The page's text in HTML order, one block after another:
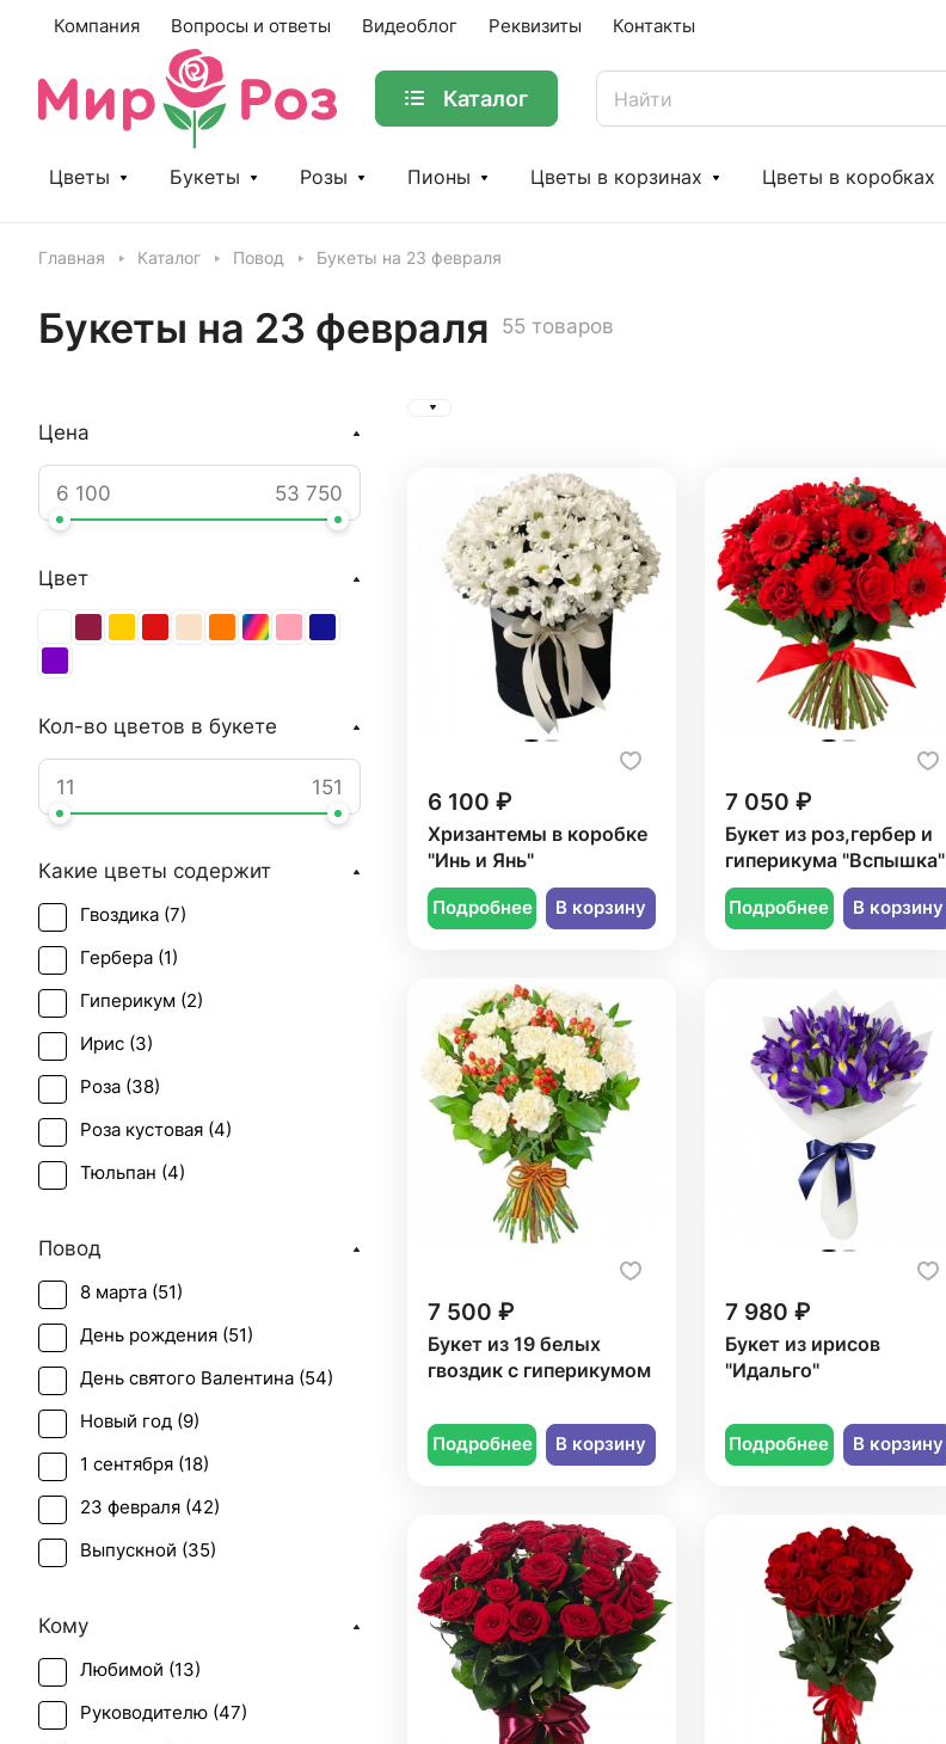
Компания Вопросы и ответы Видеоблог Реквизиты Контакты
Каталог
Цветы Букеты Розы Пионы Цветы в корзинах Цветы в коробках
Главная Каталог Повод Букеты на 23 февраля
Букеты на 23 февраля 55 товаров
6 100 ₽
Хризантемы в коробке
"Инь и Янь"
Подробнее В корзину
7 050 ₽
Букет из роз,гербер и
гиперикума "Вспышка"
Подробнее В корзину
7 500 ₽
Букет из 19 белых
гвоздик с гиперикумом
Подробнее В корзину
7 980 ₽
Букет из ирисов
"Идальго"
Подробнее В корзину
Цена
Цвет
Кол-во цветов в букете
Какие цветы содержит
Гвоздика (7)
Гербера (1)
Гиперикум (2)
Ирис (3)
Роза (38)
Роза кустовая (4)
Тюльпан (4)
Эустома (
Повод
8 марта (51)
День рождения (51)
День святого Валентина (54)
Новый год (9)
1 сентября (18)
23 февраля (42)
Выпускной (35)
День учителя (
Пасха (3)
Первое свидание (41
Кому
Любимой (13)
Руководителю (47)